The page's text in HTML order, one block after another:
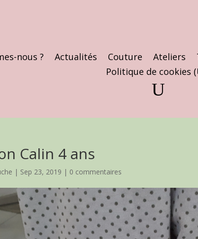
nous ? Actualités Couture Ateliers
Politique de cookies
Calin 4 ans
| Sep 23, 2019 | 0 commentaires